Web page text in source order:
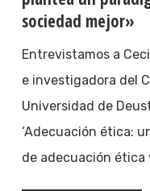
sociedad mejor»
Entrevistamos a
e investigadora del
Universidad de
‘Adecuación ética:
de adecuación ética